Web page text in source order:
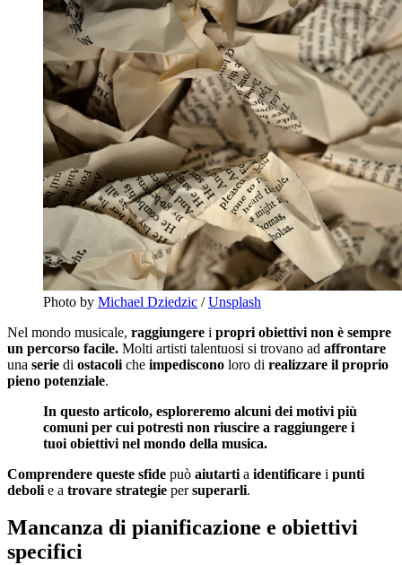
Photo by Michael Dziedzic /Unsplash
Nel mondo musicale, raggiungere i propri obiettivi non è sempre
un percorso facile. Molti artisti talentuosi si trovano ad affrontare
una serie di ostacoli che impediscono loro di realizzare il proprio
pieno potenziale.
In questo articolo, esploreremo alcuni dei motivi più
comuni per cui potresti non riuscire a raggiungere i
tuoi obiettivi nel mondo della musica.
Comprendere queste sfide può aiutarti a identificare i punti
deboli e a trovare strategie persuperarli.
Mancanza di pianificazione e obiettivi
specifici